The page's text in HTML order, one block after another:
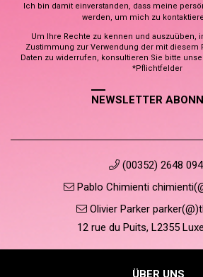
Ich bin damit einverstanden, dass meine
werden, um mich zu
Um Ihre Rechte zu kennen und auszuüben,
Zustimmung zur Verwendung der mit diesem
Daten zu widerrufen, konsultieren Sie bitte
*Pflichtfelder
NEWSLETTER
(00352) 2648
Pablo Chimienti
Olivier Parker
12 rue du Puits, L2355
ÜBER UNS